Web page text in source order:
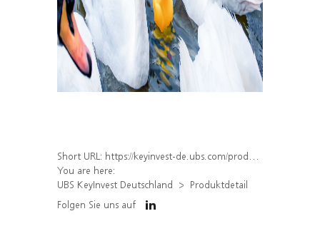
Short URL: https://keyinvest-de.ubs.com/produkt/detail/index/isin/DE000UL0KUN0
You are here:
UBS KeyInvest Deutschland
Produktdetail
Folgen Sie uns auf